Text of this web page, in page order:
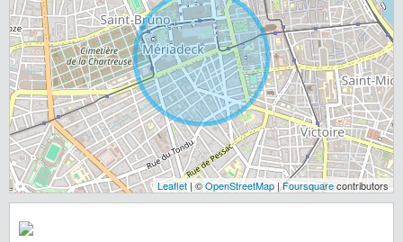
Leaflet| ©OpenStreetMap |Foursquarecontributors